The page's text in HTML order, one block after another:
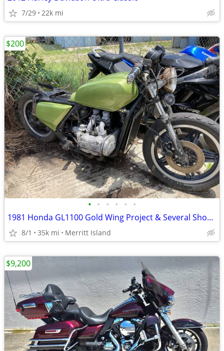
7/29 22k mi
• • • • • •
1981 Honda GL1100 Gold Wing Project & Several Shop Project Bikes
8/1 35k mi Merritt Island
$200
$9,200